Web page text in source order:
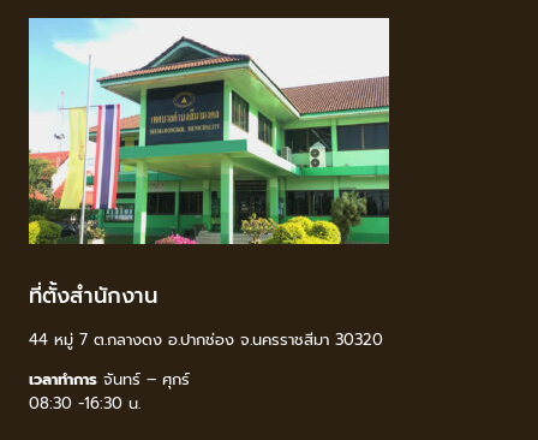
ที่ตั้งสำนักงาน
44 หมู่ 7 ต.กลางดง อ.ปากช่อง จ.นครราชสีมา 30320
เวลาทำการ จันทร์ – ศุกร์
08:30 -16:30 น.